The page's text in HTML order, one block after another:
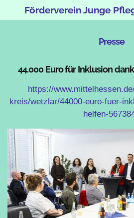
Hauptinhalt
Förderverein Junge
Presse
44.000 Euro für Inklusion
https://
kreis/wetzlar/44000-euro-fuer-
helfen-